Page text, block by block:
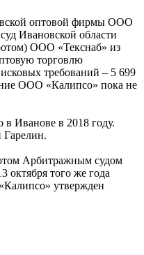
оптовой фирмы ООО
Ивановской области
ООО «Текснаб» из
торговлю
требований – 5 699
ООО «Калипсо» пока не
Иванове в 2018 году.
Гарелин.
Арбитражным судом
октября того же года
утвержден